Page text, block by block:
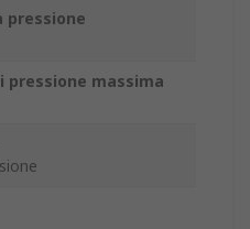
pressione
pressione massima